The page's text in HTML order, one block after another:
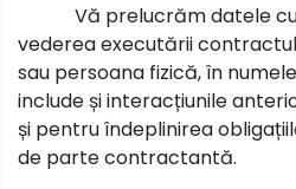
Vă prelucrăm datele
vederea executării
sau persoana fizică, în
include și interacțiunile
și pentru îndeplinirea
de parte contractantă.